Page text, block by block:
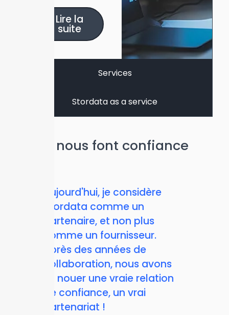
Services
Stordata as a service
Lire la
suite
Ils nous font confiance
Aujourd'hui, je considère
Stordata comme un
partenaire, et non plus
comme un fournisseur.
Après des années de
collaboration, nous avons
su nouer une vraie relation
de confiance, un vrai
partenariat !